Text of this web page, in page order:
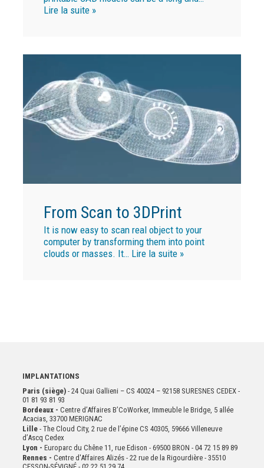
Lire la suite »
From Scan to 3DPrint
It is now easy to scan real object to your
computer by transforming them into point
clouds or masses. It… Lire la suite »
IMPLANTATIONS
Paris (siège) - 24 Quai Gallieni – CS 40024 – 92158 SURESNES CEDEX -
01 81 93 81 93
Bordeaux - Centre d’Affaires B’CoWorker, Immeuble le Bridge, 5 allée
Acacias, 33700 MERIGNAC
Lille- The Cloud City, 2 rue de l’épine CS 40305, 59666 Villeneuve
d’Ascq Cedex
Lyon - Europarc du Chêne 11, rue Edison - 69500 BRON - 04 72 15 89 89
Rennes - Centre d'Affaires Alizés - 22 rue de la Rigourdière - 35510